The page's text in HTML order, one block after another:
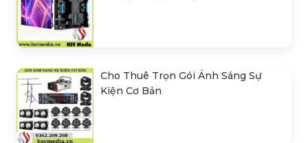
Cho Thuê Trọn Gói Ánh Sáng Sự
Kiện Cơ Bản